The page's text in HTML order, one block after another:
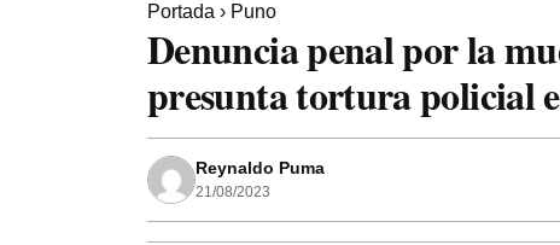
Portada › Puno
Denuncia penal por la
presunta tortura policial
Reynaldo Puma
21/08/2023